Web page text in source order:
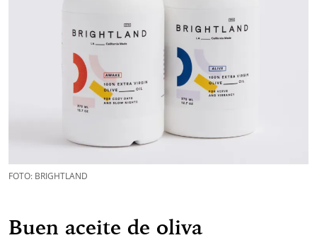
FOTO: BRIGHTLAND
Buen aceite de oliva